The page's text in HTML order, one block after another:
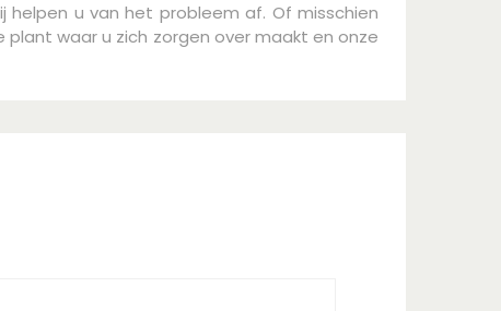
u van het probleem af. Of misschien
waar u zich zorgen over maakt en onze